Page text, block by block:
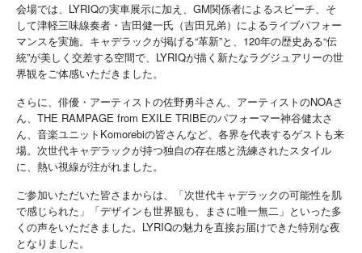
会場では、LYRIQの実車展示に加え、GM関係者によるスピーチ、そ
して津軽三味線奏者・吉田健一氏（吉田兄弟）によるライブパフォー
マンスを実施。キャデラックが掲げる“革新”と、120年の歴史ある“伝
統”が美しく交差する空間で、LYRIQが描く新たなラグジュアリーの世
界観をご体感いただきました。
さらに、俳優・アーティストの佐野勇斗さん、アーティストのNOAさ
ん、THE RAMPAGE from EXILE TRIBEのパフォーマー神谷健太さ
ん、音楽ユニットKomorebiの皆さんなど、各界を代表するゲストも来
場。次世代キャデラックが持つ独自の存在感と洗練されたスタイル
に、熱い視線が注がれました。
ご参加いただいた皆さまからは、「次世代キャデラックの可能性を肌
で感じられた」「デザインも世界観も、まさに唯一無二」といった多
くの声をいただきました。LYRIQの魅力を直接お届けできた特別な夜
となりました。